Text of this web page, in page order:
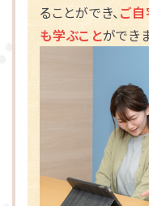
ることができ、ご
も学ぶことができ